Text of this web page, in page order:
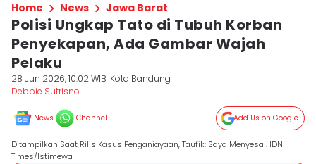
Home News Jawa Barat
Polisi Ungkap Tato di Tubuh Korban
Penyekapan, Ada Gambar Wajah
Pelaku
28 Jun 2026, 10:02 WIB Kota Bandung
Debbie Sutrisno
News Channel Add Us on Google
Ditampilkan Saat Rilis Kasus Penganiayaan, Taufik: Saya Menyesal. IDN
Times/Istimewa